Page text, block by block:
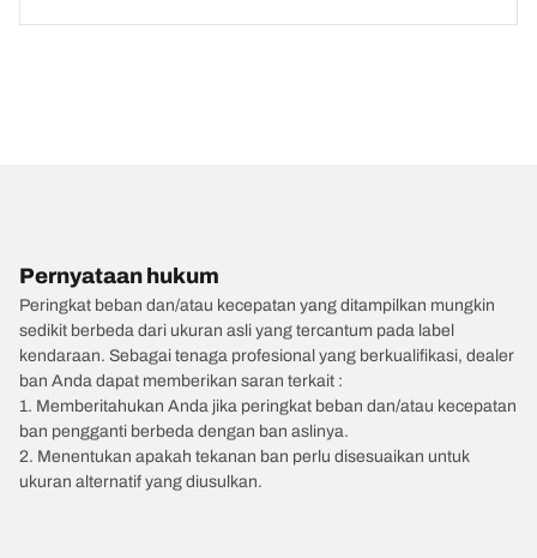
Pernyataan hukum
Peringkat beban dan/atau kecepatan yang ditampilkan mungkin
sedikit berbeda dari ukuran asli yang tercantum pada label
kendaraan. Sebagai tenaga profesional yang berkualifikasi, dealer
ban Anda dapat memberikan saran terkait :
1. Memberitahukan Anda jika peringkat beban dan/atau kecepatan
ban pengganti berbeda dengan ban aslinya.
2. Menentukan apakah tekanan ban perlu disesuaikan untuk
ukuran alternatif yang diusulkan.